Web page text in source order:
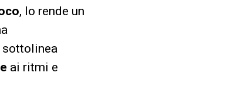
, lo rende un
sottolinea
ai ritmi e